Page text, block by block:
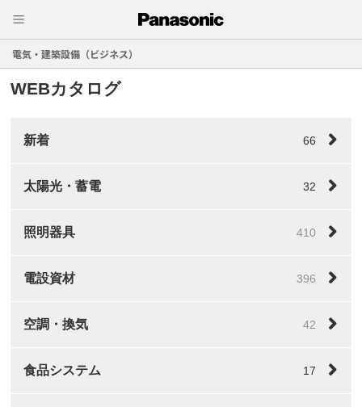
電気・建築設備（ビジネス）
WEBカタログ
新着 66
太陽光・蓄電 32
照明器具 410
電設資材 396
空調・換気 42
食品システム 17